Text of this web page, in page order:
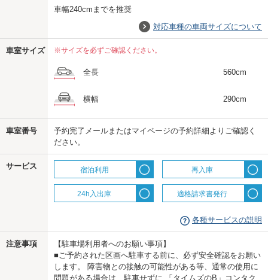
車幅240cmまでを推奨
対応車種の車両サイズについて
車室サイズ ※サイズを必ずご確認ください。
全長 560cm
横幅 290cm
車室番号
予約完了メールまたはマイページの予約詳細よりご確認く
ださい。
サービス 宿泊利用 再入庫
24h入出庫 適格請求書発行
各種サービスの説明
注意事項
【駐車場利用者へのお願い事項】
■ご予約された区画へ駐車する前に、必ず安全確認をお願い
します。 障害物との接触の可能性がある等、通常の使用に
問題がある場合は、駐車せずに 「タイムズのB」コンタク